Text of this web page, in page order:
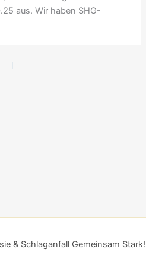
aus. Wir haben SHG-
& Schlaganfall Gemeinsam Stark!